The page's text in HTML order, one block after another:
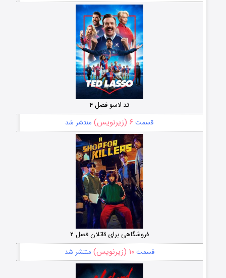
تد لاسو فصل ۴
قسمت ۶ (زیرنویس) منتشر شد
فروشگاهی برای قاتلان فصل ۲
قسمت۱۰ (زیرنویس) منتشر شد